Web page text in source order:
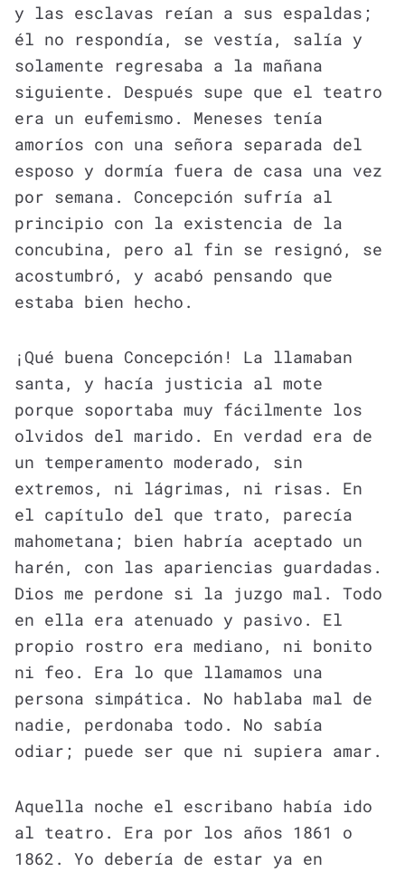
y las esclavas reían a sus espaldas;
él no respondía, se vestía, salía y
solamente regresaba a la mañana
siguiente. Después supe que el teatro
era un eufemismo. Meneses tenía
amoríos con una señora separada del
esposo y dormía fuera de casa una vez
por semana. Concepción sufría al
principio con la existencia de la
concubina, pero al fin se resignó, se
acostumbró, y acabó pensando que
estaba bien hecho.
¡Qué buena Concepción! La llamaban
santa, y hacía justicia al mote
porque soportaba muy fácilmente los
olvidos del marido. En verdad era de
un temperamento moderado, sin
extremos, ni lágrimas, ni risas. En
el capítulo del que trato, parecía
mahometana; bien habría aceptado un
harén, con las apariencias guardadas.
Dios me perdone si la juzgo mal. Todo
en ella era atenuado y pasivo. El
propio rostro era mediano, ni bonito
ni feo. Era lo que llamamos una
persona simpática. No hablaba mal de
nadie, perdonaba todo. No sabía
odiar; puede ser que ni supiera amar.
Aquella noche el escribano había ido
al teatro. Era por los años 1861 o
1862. Yo debería de estar ya en